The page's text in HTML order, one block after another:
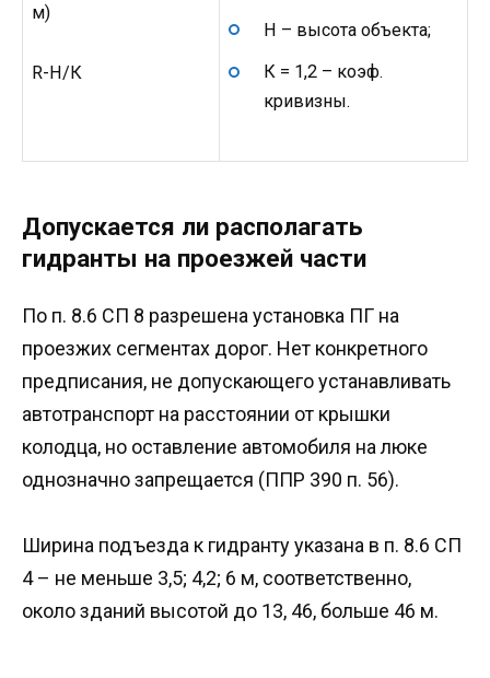
м)
R-H/К
H – высота объекта;
К = 1,2 – коэф.
кривизны.
Допускается ли располагать
гидранты на проезжей части
По п. 8.6 СП 8 разрешена установка ПГ на
проезжих сегментах дорог. Нет конкретного
предписания, не допускающего устанавливать
автотранспорт на расстоянии от крышки
колодца, но оставление автомобиля на люке
однозначно запрещается (ППР 390 п. 56).
Ширина подъезда к гидранту указана в п. 8.6 СП
4 – не меньше 3,5; 4,2; 6 м, соответственно,
около зданий высотой до 13, 46, больше 46 м.